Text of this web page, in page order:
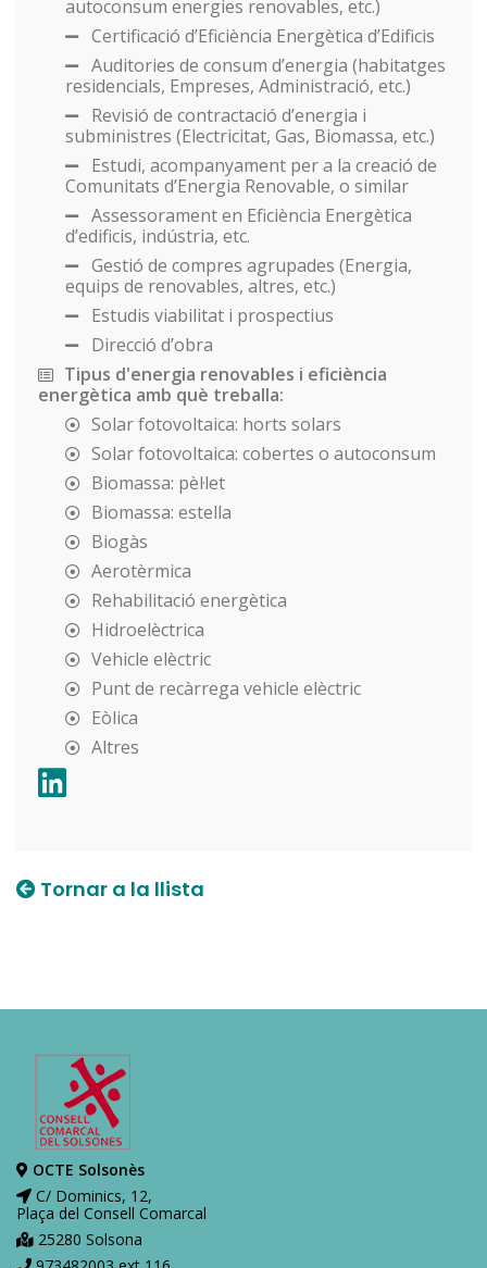
autoconsum energies renovables, etc.)
Certificació d’Eficiència Energètica d’Edificis
Auditories de consum d’energia (habitatges
residencials, Empreses, Administració, etc.)
Revisió de contractació d’energia i
subministres (Electricitat, Gas, Biomassa, etc.)
Estudi, acompanyament per a la creació de
Comunitats d’Energia Renovable, o similar
Assessorament en Eficiència Energètica
d’edificis, indústria, etc.
Gestió de compres agrupades (Energia,
equips de renovables, altres, etc.)
Estudis viabilitat i prospectius
Direcció d’obra
Tipus d'energia renovables i eficiència
energètica amb què treballa:
Solar fotovoltaica: horts solars
Solar fotovoltaica: cobertes o autoconsum
Biomassa: pèl·let
Biomassa: estella
Biogàs
Aerotèrmica
Rehabilitació energètica
Hidroelèctrica
Vehicle elèctric
Punt de recàrrega vehicle elèctric
Eòlica
Altres
Tornar a la llista
OCTE Solsonès
C/ Dominics, 12,
Plaça del Consell Comarcal
25280 Solsona